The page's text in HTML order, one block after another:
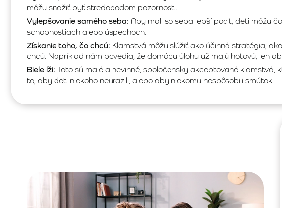
môžu snažiť byť stredobodom pozornosti.
Vylepšovanie samého seba: Aby mali so seba lepší pocit, deti môžu
schopnostiach alebo úspechoch.
Získanie toho, čo chcú: Klamstvá môžu slúžiť ako účinná stratégia,
chcú. Napríklad nám povedia, že domácu úlohu už majú hotovú, len
Biele lži: Toto sú malé a nevinné, spoločensky akceptované klamstvá,
to, aby deti niekoho neurazili, alebo aby niekomu nespôsobili smútok.